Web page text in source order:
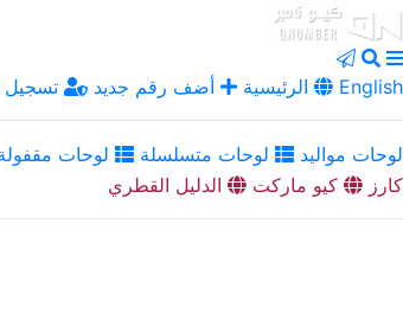
الرئيسية أضف رقم جديد تسجيل English
لوحات مواليد لوحات متسلسلة لوحات مقفولة
كارز
كيو ماركت الدليل القطري